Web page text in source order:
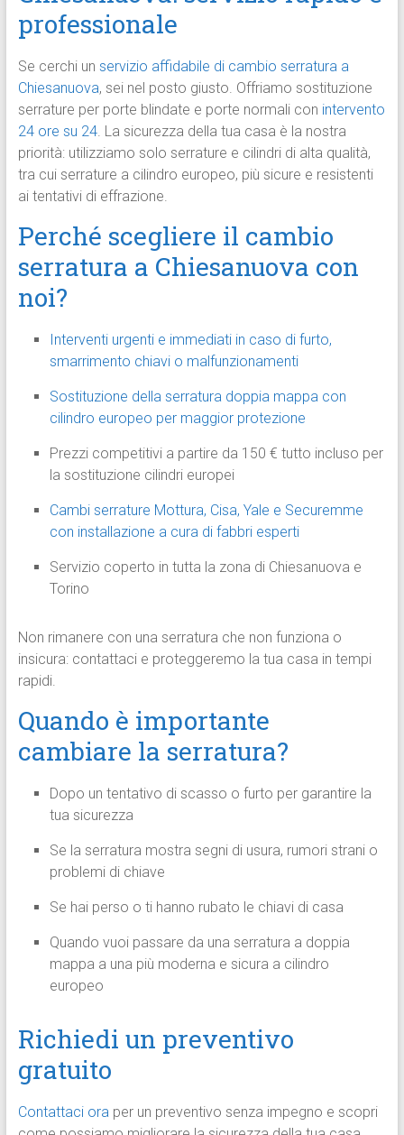
professionale
Se cerchi un servizio affidabile di cambio serratura a
Chiesanuova, sei nel posto giusto. Offriamo sostituzione
serrature per porte blindate e porte normali con intervento
24 ore su 24. La sicurezza della tua casa è la nostra
priorità: utilizziamo solo serrature e cilindri di alta qualità,
tra cui serrature a cilindro europeo, più sicure e resistenti
ai tentativi di effrazione.
Perché scegliere il cambio
serratura a Chiesanuova con
noi?
Interventi urgenti e immediati in caso di furto,
smarrimento chiavi o malfunzionamenti
Sostituzione della serratura doppia mappa con
cilindro europeo per maggior protezione
Prezzi competitivi a partire da 150 € tutto incluso per
la sostituzione cilindri europei
Cambi serrature Mottura, Cisa, Yale e Securemme
con installazione a cura di fabbri esperti
Servizio coperto in tutta la zona di Chiesanuova e
Torino
Non rimanere con una serratura che non funziona o
insicura: contattaci e proteggeremo la tua casa in tempi
rapidi.
Quando è importante
cambiare la serratura?
Dopo un tentativo di scasso o furto per garantire la
tua sicurezza
Se la serratura mostra segni di usura, rumori strani o
problemi di chiave
Se hai perso o ti hanno rubato le chiavi di casa
Quando vuoi passare da una serratura a doppia
mappa a una più moderna e sicura a cilindro
europeo
Richiedi un preventivo
gratuito
Contattaci oraper un preventivo senza impegno e scopri